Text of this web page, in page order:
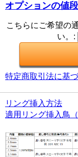
オプションの値
こちらにご希望の
い。:
特定商取引法に基
リング挿入方法
適用リング挿入鳥（